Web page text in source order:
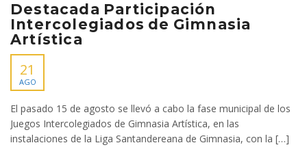
Destacada Participación
Intercolegiados de Gimnasia
Artística
21
AGO
El pasado 15 de agosto se llevó a cabo la fase municipal de los
Juegos Intercolegiados de Gimnasia Artística, en las
instalaciones de la Liga Santandereana de Gimnasia, con la […]